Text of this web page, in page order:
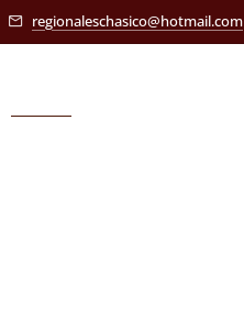
regionaleschasico@hotmail.com